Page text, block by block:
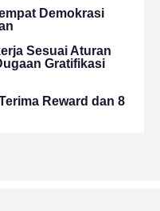
Demokrasi
Sesuai Aturan
Gratifikasi
Reward dan 8